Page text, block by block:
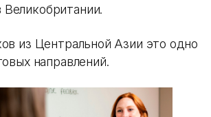
Великобритании.
из Центральной Азии это одно
направлений.